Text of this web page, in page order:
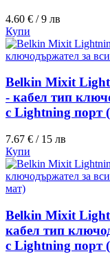
4.60 € / 9 лв
Купи
Belkin Mixit
- кабел тип
с Lightning порт
7.67 € / 15 лв
Купи
Belkin Mixit
кабел тип
с Lightning порт